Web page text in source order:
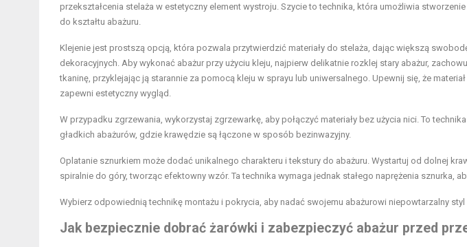
przekształcenia stelaża w estetyczny element wystroju. Szycie to technika, która umożliwia
do kształtu abażuru.
Klejenie jest prostszą opcją, która pozwala przytwierdzić materiały do stelaża, dając większą
dekoracyjnych. Aby wykonać abażur przy użyciu kleju, najpierw delikatnie rozklej stary abażur,
tkaninę, przyklejając ją starannie za pomocą kleju w sprayu lub uniwersalnego. Upewnij się, że
zapewni estetyczny wygląd.
W przypadku zgrzewania, wykorzystaj zgrzewarkę, aby połączyć materiały bez użycia nici. To
gładkich abażurów, gdzie krawędzie są łączone w sposób bezinwazyjny.
Oplatanie sznurkiem może dodać unikalnego charakteru i tekstury do abażuru. Wystartuj od dolnej
spiralnie do góry, tworząc efektowny wzór. Ta technika wymaga jednak stałego naprężenia sznurka,
Wybierz odpowiednią technikę montażu i pokrycia, aby nadać swojemu abażurowi niepowtarzalny
Jak bezpiecznie dobrać żarówki i zabezpieczyć abażur przed